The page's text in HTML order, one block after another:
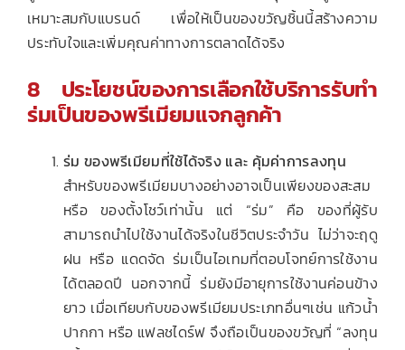
เหมาะสมกับแบรนด์ เพื่อให้เป็นของขวัญชิ้นนี้สร้างความ
ประทับใจและเพิ่มคุณค่าทางการตลาดได้จริง
8 ประโยชน์ของการเลือกใช้บริการรับทำ
ร่มเป็นของพรีเมียมแจกลูกค้า
ร่ม ของพรีเมียมที่ใช้ได้จริง และ คุ้มค่าการลงทุน
สำหรับของพรีเมียมบางอย่างอาจเป็นเพียงของสะสม
หรือ ของตั้งโชว์เท่านั้น แต่ “ร่ม” คือ ของที่ผู้รับ
สามารถนำไปใช้งานได้จริงในชีวิตประจำวัน ไม่ว่าจะฤดู
ฝน หรือ แดดจัด ร่มเป็นไอเทมที่ตอบโจทย์การใช้งาน
ได้ตลอดปี นอกจากนี้ ร่มยังมีอายุการใช้งานค่อนข้าง
ยาว เมื่อเทียบกับของพรีเมียมประเภทอื่นๆเช่น แก้วน้ำ
ปากกา หรือ แฟลชไดร์ฟ จึงถือเป็นของขวัญที่ “ลงทุน